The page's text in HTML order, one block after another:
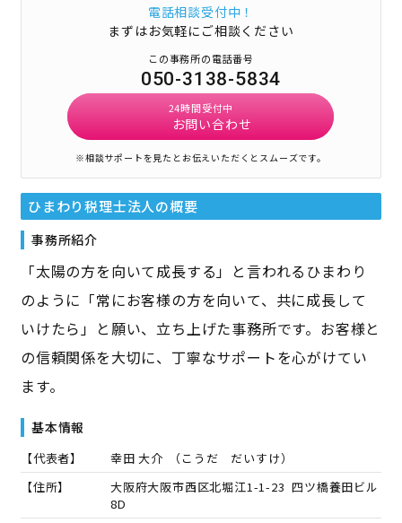
電話相談受付中！
まずはお気軽にご相談ください
この事務所の電話番号
050-3138-5834
24時間受付中
お問い合わせ
※相談サポートを見たとお伝えいただくとスムーズです。
ひまわり税理士法人の概要
事務所紹介
「太陽の方を向いて成長する」と言われるひまわり
のように「常にお客様の方を向いて、共に成長して
いけたら」と願い、立ち上げた事務所です。お客様と
の信頼関係を大切に、丁寧なサポートを心がけてい
ます。
基本情報
【代表者】 幸田 大介 （こうだ だいすけ）
【住所】
大阪府大阪市西区北堀江1-1-23 四ツ橋養田ビル
8D